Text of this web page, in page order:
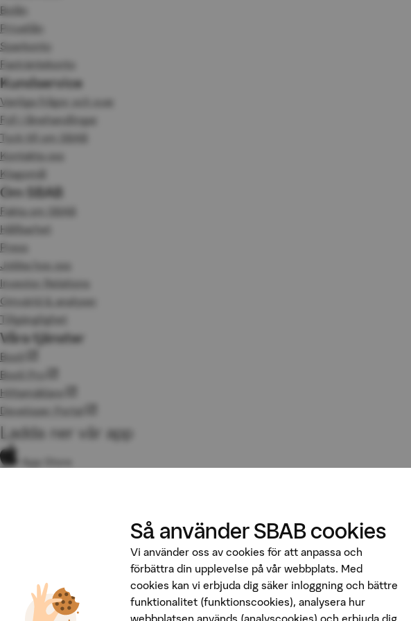
Bolån
Privatlån
Sparkonto
Fasträntekonto
Kundservice
Vanliga frågor och svar
Fyll i lånehandlingar
Tyck till om SBAB
Kontakta oss
Klagomål
Om SBAB
Fakta om SBAB
Hållbarhet
Press
Jobba hos oss
Investor Relations
Omvärld & analyser
Tillgänglighet
Våra tjänster
Booli
Booli Pro
Hittamäklare
Developer Portal
Ladda ner vår app
Så använder SBAB cookies
Vi använder oss av cookies för att anpassa och
förbättra din upplevelse på vår webbplats. Med
cookies kan vi erbjuda dig säker inloggning och bättre
funktionalitet (funktionscookies), analysera hur
webbplatsen används (analyscookies) och erbjuda dig